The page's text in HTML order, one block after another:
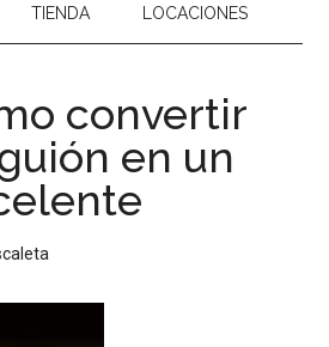
TIENDA LOCACIONES
convertir
en un